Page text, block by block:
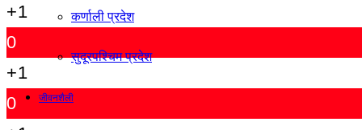
कर्णाली प्रदेश
सुदूरपश्चिम प्रदेश
जीवनशैली
+1
0
+1
0